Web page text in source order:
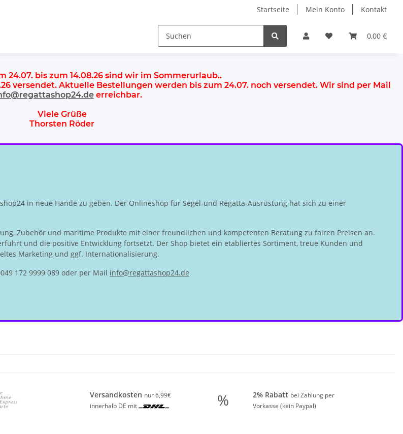
Startseite Mein Konto Kontakt
0,00 €
24.07. bis zum 14.08.26 sind wir im Sommerurlaub..
versendet. Aktuelle Bestellungen werden bis zum 24.07. noch versendet. Wir sind per Mail
erreichbar.
Viele Grüße
Thorsten Röder
in neue Hände zu geben. Der Onlineshop für Segel-und Regatta-Ausrüstung hat sich zu einer
Zubehör und maritime Produkte mit einer freundlichen und kompetenten Beratung zu fairen Preisen an.
und die positive Entwicklung fortsetzt. Der Shop bietet ein etabliertes Sortiment, treue Kunden und
Marketing und ggf. Internationalisierung.
172 9999 089 oder per Mail info@regattashop24.de
Versandkosten nur 6,99€
innerhalb DE mit
% 2% Rabatt bei Zahlung per
Vorkasse (kein Paypal)